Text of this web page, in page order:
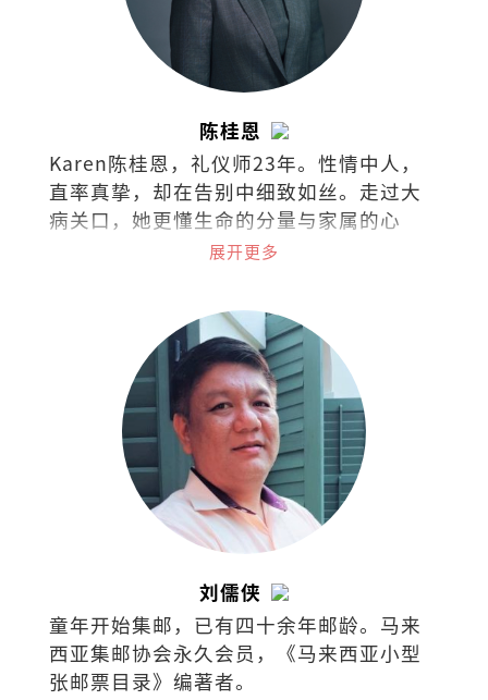
陈桂恩
Karen陈桂恩，礼仪师23年。性情中人，
直率真挚，却在告别中细致如丝。走过大
病关口，她更懂生命的分量与家属的心
事。她以专业稳住仪式的每一步，也以共
展开更多
刘儒侠
童年开始集邮，已有四十余年邮龄。马来
西亚集邮协会永久会员，《马来西亚小型
张邮票目录》编著者。